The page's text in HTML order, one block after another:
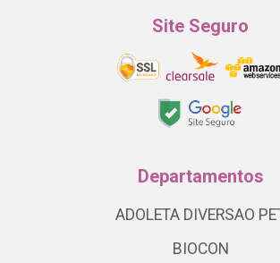
Site Seguro
Departamentos
ADOLETA DIVERSAO
BIOCON